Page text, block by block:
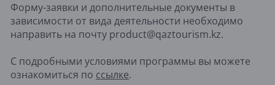
Форму-заявки и дополнительные документы в
зависимости от вида деятельности необходимо
направить на почту product@qaztourism.kz.
С подробными условиями программы вы можете
ознакомиться по ссылке.